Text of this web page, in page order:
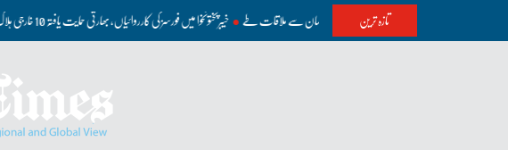
تازہ ترین
ترک صدر آج سعودیہ پہنچیں گے، شہباز شریف، محمد بن سلمان سے ملاقات طے خیبرپختونخوا میں فورسز کی کارروائیاں، بھارتی حمایت یافتہ 10 خارجی ہلاک